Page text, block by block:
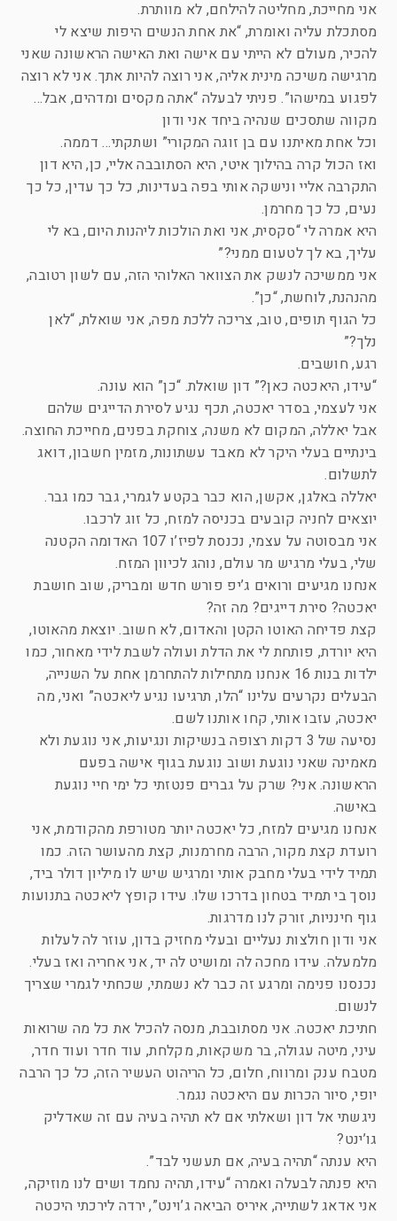
אני מחייכת, מחליטה להילחם, לא מוותרת.
מסתכלת עליה ואומרת, “את אחת הנשים היפות שיצא לי
להכיר, מעולם לא הייתי עם אישה ואת האישה הראשונה שאני
מרגישה משיכה מינית אליה, אני רוצה להיות אתך. אני לא רוצה
לפגוע במישהו”. פניתי לבעלה “אתה מקסים ומדהים, אבל…
מקווה שתסכים שנהיה ביחד אני ודון
וכל אחת מאיתנו עם בן זוגה המקורי” ושתקתי… דממה.
ואז הכול קרה בהילוך איטי, היא הסתובבה אליי, כן, היא דון
התקרבה אליי ונישקה אותי בפה בעדינות, כל כך עדין, כל כך
נעים, כל כך מחרמן.
היא אמרה לי “סקסית, אני ואת הולכות ליהנות היום, בא לי
עליך, בא לך לטעום ממני?”
אני ממשיכה לנשק את הצוואר האלוהי הזה, עם לשון רטובה,
מהנהנת, לוחשת, “כן”.
כל הגוף תופים, טוב, צריכה ללכת מפה, אני שואלת, “לאן
נלך?”
רגע, חושבים.
“עידו, היאכטה כאן?” דון שואלת. “כן” הוא עונה.
אני לעצמי, בסדר יאכטה, תכף נגיע לסירת הדייגים שלהם
אבל יאללה, המקום לא משנה, צוחקת בפנים, מחייכת החוצה.
בינתיים בעלי היקר לא מאבד עשתונות, מזמין חשבון, דואג
לתשלום.
יאללה באלגן, אקשן, הוא כבר בקטע לגמרי, גבר כמו גבר.
יוצאים לחניה קובעים בכניסה למזח, כל זוג לרכבו.
אני מבסוטה על עצמי, נכנסת לפיז’ו 107 האדומה הקטנה
שלי, בעלי מרגיש מר עולם, נוהג לכיוון המזח.
אנחנו מגיעים ורואים ג’יפ פורש חדש ומבריק, שוב חושבת
יאכטה? סירת דייגים? מה זה?
קצת פדיחה האוטו הקטן והאדום, לא חשוב. יוצאת מהאוטו,
היא יורדת, פותחת לי את הדלת ועולה לשבת לידי מאחור, כמו
ילדות בנות 16 אנחנו מתחילות להתחרמן אחת על השנייה,
הבעלים נקרעים עלינו “הלו, תרגיעו נגיע ליאכטה” ואני, מה
יאכטה, עזבו אותי, קחו אותנו לשם.
נסיעה של 3 דקות רצופה בנשיקות ונגיעות, אני נוגעת ולא
מאמינה שאני נוגעת ושוב נוגעת בגוף אישה בפעם
הראשונה. אני? שרק על גברים פנטזתי כל ימי חיי נוגעת
באישה.
אנחנו מגיעים למזח, כל יאכטה יותר מטורפת מהקודמת, אני
רועדת קצת מקור, הרבה מחרמנות, קצת מהעושר הזה. כמו
תמיד לידי בעלי מחבק אותי ומרגיש שיש לו מיליון דולר ביד,
נוסך בי תמיד בטחון בדרכו שלו. עידו קופץ ליאכטה בתנועות
גוף חינניות, זורק לנו מדרגות.
אני ודון חולצות נעליים ובעלי מחזיק בדון, עוזר לה לעלות
מלמעלה. עידו מחכה לה ומושיט לה יד, אני אחריה ואז בעלי.
נכנסנו פנימה ומרגע זה כבר לא נשמתי, שכחתי לגמרי שצריך
לנשום.
חתיכת יאכטה. אני מסתובבת, מנסה להכיל את כל מה שרואות
עיני, מיטה עגולה, בר משקאות, מקלחת, עוד חדר ועוד חדר,
מטבח ענק ומרווח, חלום, כל הריהוט העשיר הזה, כל כך הרבה
יופי, סיור הכרות עם היאכטה נגמר.
ניגשתי אל דון ושאלתי אם לא תהיה בעיה עם זה שאדליק
גו’ינט?
היא ענתה “תהיה בעיה, אם תעשני לבד”.
היא פנתה לבעלה ואמרה “עידו, תהיה נחמד ושים לנו מוזיקה,
אני אדאג לשתייה, איריס הביאה ג’וינט”, ירדה לירכתי היכטה